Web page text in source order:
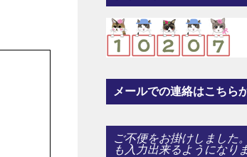
メールでの連絡はこちら
ご不便をお掛けしました
も入力出来るようになり